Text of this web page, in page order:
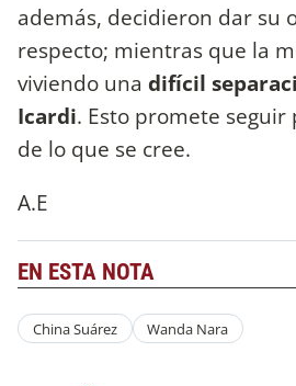
además, decidieron dar su
respecto; mientras que la
viviendo una difícil
Icardi. Esto promete
de lo que se cree.
A.E
EN ESTA NOTA
China Suárez Wanda Nara